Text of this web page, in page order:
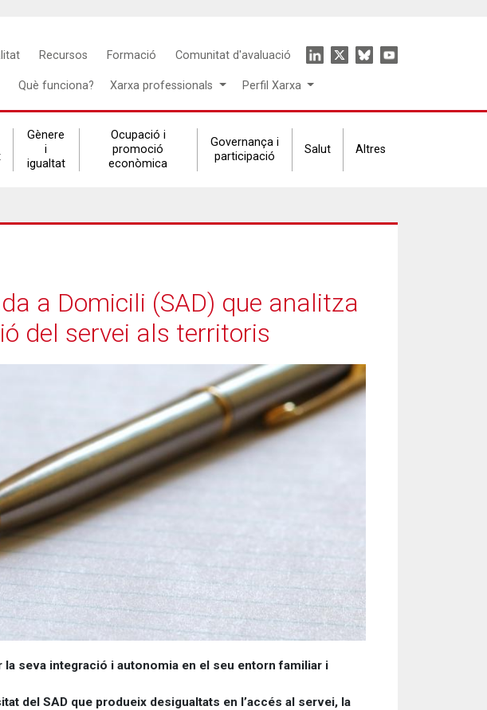
Recursos Formació Comunitat d'avaluació
Icon
menu
Què funciona? Xarxa professionals Perfil Xarxa
Gènere
i
igualtat
Ocupació i
promoció
econòmica
Governança i
participació
Salut Altres
a Domicili (SAD) que analitza
del servei als territoris
seva integració i autonomia en el seu entorn familiar i
del SAD que produeix desigualtats en l’accés al servei, la